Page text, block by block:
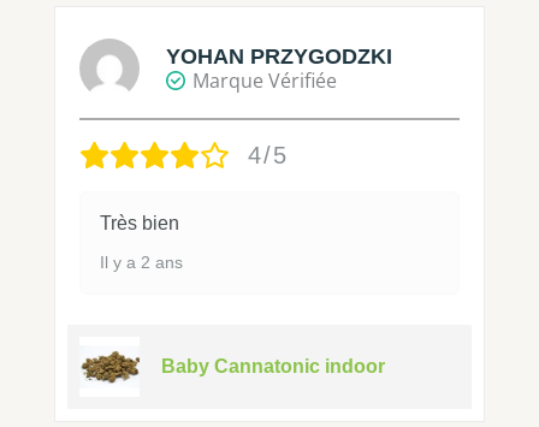
YOHAN PRZYGODZKI
Marque Vérifiée
4/5
Très bien
Il y a 2 ans
Baby Cannatonic indoor